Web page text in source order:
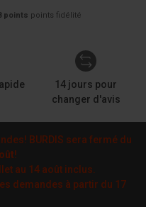
points points fidélité
14 jours pour
changer d'avis
BURDIS sera fermé du
!
au 14 août inclus.
demandes à partir du 17